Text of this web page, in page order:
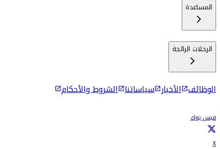
المساعدة
الرحلات الرائجة
الوظائف الأخبار سياساتنا الشروط والأحكام
فيس بوك
X